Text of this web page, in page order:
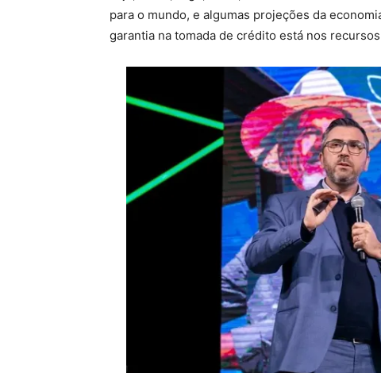
para o mundo, e algumas projeções da
garantia na tomada de crédito está nos